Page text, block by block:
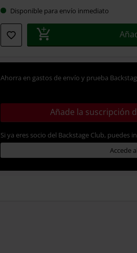
Disponible para envío inmediato
Ahorra en gastos de envío y prueba
Añade la suscripción
Si ya eres socio del Backstage Club, puedes
Accede